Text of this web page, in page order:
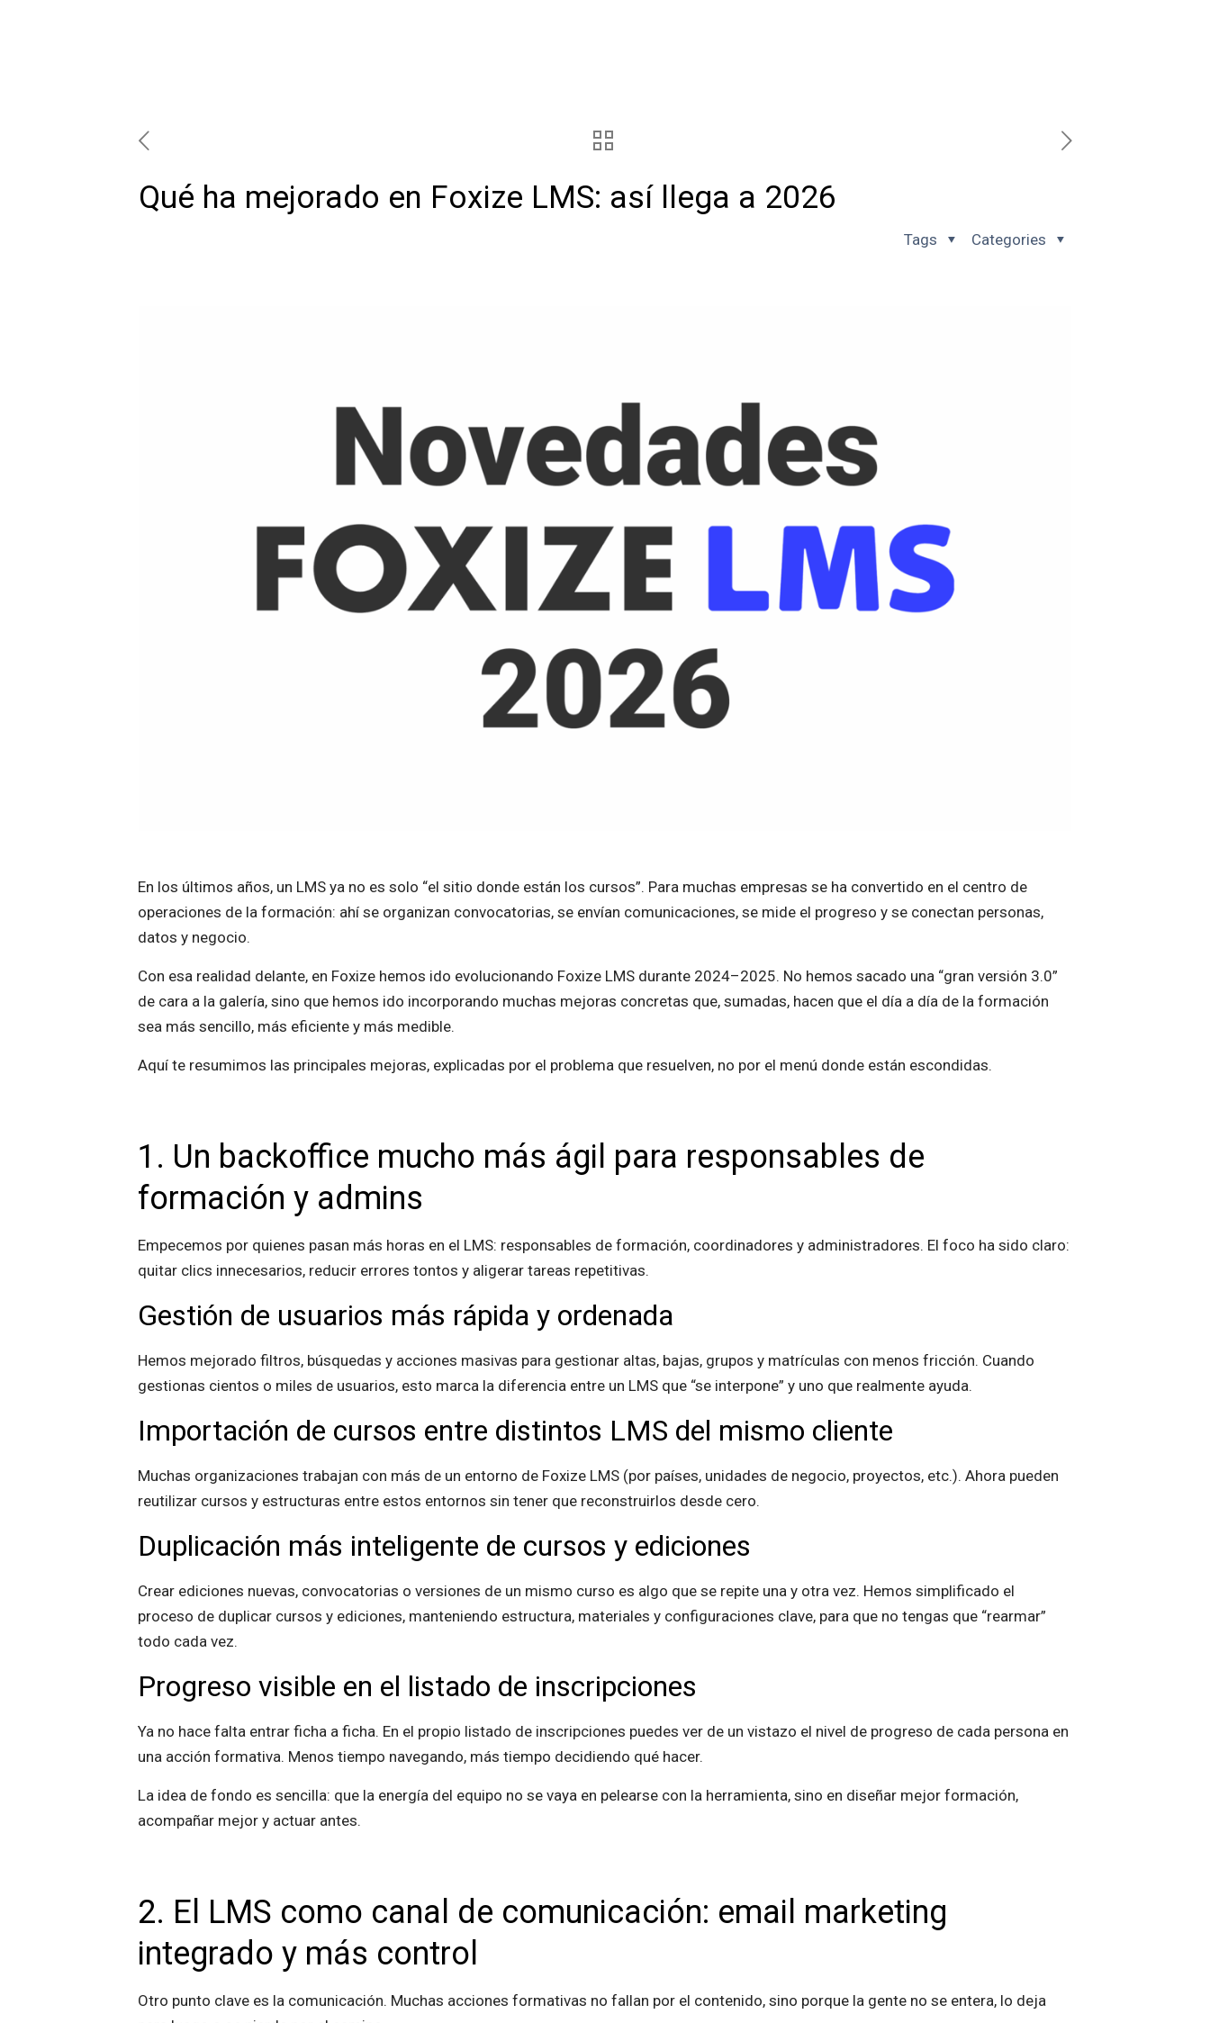
Qué ha mejorado en Foxize LMS: así llega a 2026
Categories
Tags
En los últimos años, un LMS ya no es solo “el sitio donde están los cursos”. Para muchas empresas se ha convertido en el centro de
operaciones de la formación: ahí se organizan convocatorias, se envían comunicaciones, se mide el progreso y se conectan personas,
datos y negocio.
Con esa realidad delante, en Foxize hemos ido evolucionando Foxize LMS durante 2024–2025. No hemos sacado una “gran versión 3.0”
de cara a la galería, sino que hemos ido incorporando muchas mejoras concretas que, sumadas, hacen que el día a día de la formación
sea más sencillo, más eficiente y más medible.
Aquí te resumimos las principales mejoras, explicadas por el problema que resuelven, no por el menú donde están escondidas.
1. Un backoffice mucho más ágil para responsables de
formación y admins
Empecemos por quienes pasan más horas en el LMS: responsables de formación, coordinadores y administradores. El foco ha sido claro:
quitar clics innecesarios, reducir errores tontos y aligerar tareas repetitivas.
Gestión de usuarios más rápida y ordenada
Hemos mejorado filtros, búsquedas y acciones masivas para gestionar altas, bajas, grupos y matrículas con menos fricción. Cuando
gestionas cientos o miles de usuarios, esto marca la diferencia entre un LMS que “se interpone” y uno que realmente ayuda.
Importación de cursos entre distintos LMS del mismo cliente
Muchas organizaciones trabajan con más de un entorno de Foxize LMS (por países, unidades de negocio, proyectos, etc.). Ahora pueden
reutilizar cursos y estructuras entre estos entornos sin tener que reconstruirlos desde cero.
Duplicación más inteligente de cursos y ediciones
Crear ediciones nuevas, convocatorias o versiones de un mismo curso es algo que se repite una y otra vez. Hemos simplificado el
proceso de duplicar cursos y ediciones, manteniendo estructura, materiales y configuraciones clave, para que no tengas que “rearmar”
todo cada vez.
Progreso visible en el listado de inscripciones
Ya no hace falta entrar ficha a ficha. En el propio listado de inscripciones puedes ver de un vistazo el nivel de progreso de cada persona en
una acción formativa. Menos tiempo navegando, más tiempo decidiendo qué hacer.
La idea de fondo es sencilla: que la energía del equipo no se vaya en pelearse con la herramienta, sino en diseñar mejor formación,
acompañar mejor y actuar antes.
2. El LMS como canal de comunicación: email marketing
integrado y más control
Otro punto clave es la comunicación. Muchas acciones formativas no fallan por el contenido, sino porque la gente no se entera, lo deja